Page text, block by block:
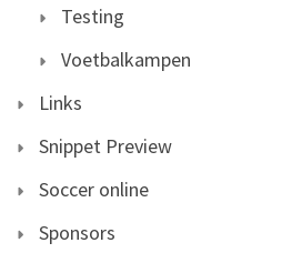
Testing
Voetbalkampen
Links
Snippet Preview
Soccer online
Sponsors